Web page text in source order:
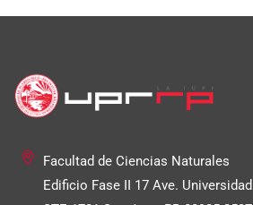
Facultad de Ciencias Naturales
Edificio Fase II 17 Ave. Universidad